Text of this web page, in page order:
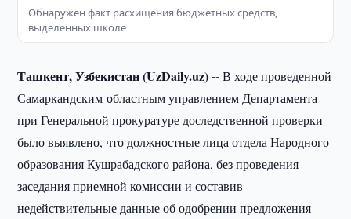
Обнаружен факт расхищения бюджетных средств,
выделенных школе
Ташкент, Узбекистан (UzDaily.uz) --В ходе проведенной
Самаркандским областным управлением Департамента
при Генеральной прокуратуре доследственной проверки
было выявлено, что должностные лица отдела Народного
образования Кушрабадского района, без проведения
заседания приемной комиссии и составив
недействительные данные об одобрении предложения